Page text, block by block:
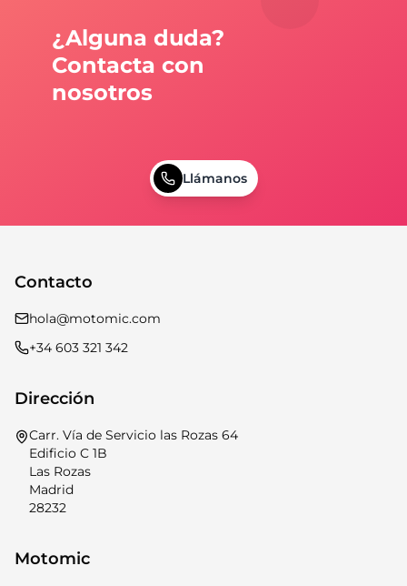
¿Alguna duda?
Contacta con
nosotros
Llámanos
Contacto
hola@motomic.com
+34 603 321 342
Dirección
Carr. Vía de Servicio las Rozas 64
Edificio C 1B
Las Rozas
Madrid
28232
Motomic